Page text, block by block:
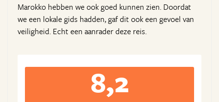
Marokko hebben we ook goed kunnen zien. Doordat
we een lokale gids hadden, gaf dit ook een gevoel van
veiligheid. Echt een aanrader deze reis.
8,2